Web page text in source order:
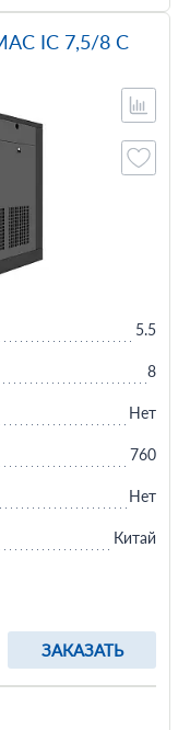
IC 7,5/8 C
ЗАКАЗАТЬ
5.5
8
Нет
760
Нет
Китай